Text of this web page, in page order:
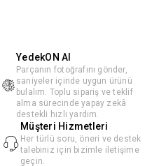
YedekON AI
Parçanın fotoğrafını gönder,
saniyeler içinde uygun ürünü
bulalım. Toplu sipariş ve teklif
alma sürecinde yapay zekâ
destekli hızlı yardım.
Müşteri Hizmetleri
Her türlü soru, öneri ve destek
talebiniz için bizimle iletişime
geçin.